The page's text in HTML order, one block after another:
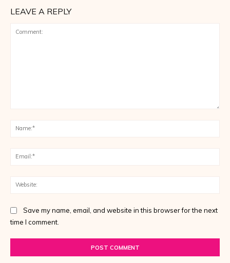
LEAVE A REPLY
Save my name, email, and website in this browser for the next
time I comment.